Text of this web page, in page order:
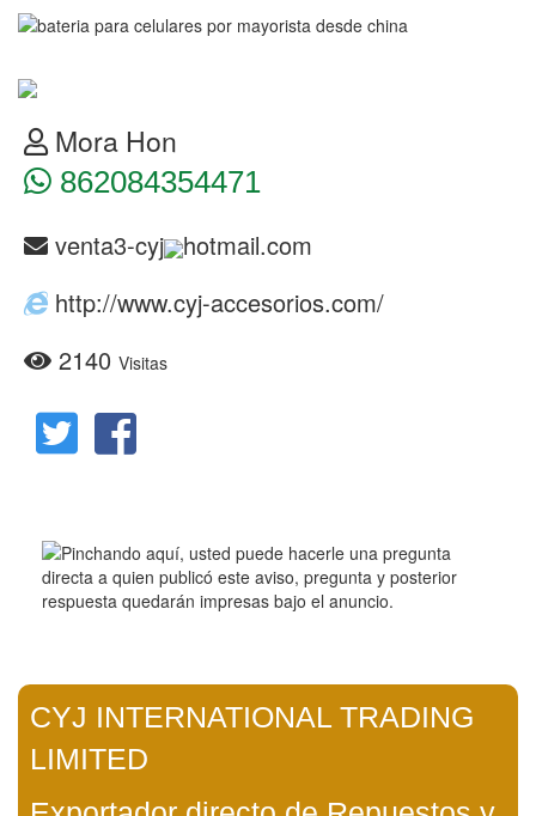
Mora Hon
862084354471
venta3-cyj hotmail.com
http://www.cyj-accesorios.com/
2140 Visitas
CYJ INTERNATIONAL TRADING
LIMITED